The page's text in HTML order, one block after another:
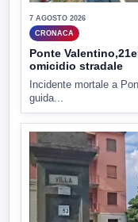
7 AGOSTO 2026
CRONACA
Ponte
omicidio stradale
Incidente mortale a
guida...